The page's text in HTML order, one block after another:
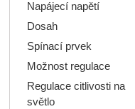
Napájecí napětí
Dosah
Spínací prvek
Možnost regulace
Regulace citlivosti na
světlo